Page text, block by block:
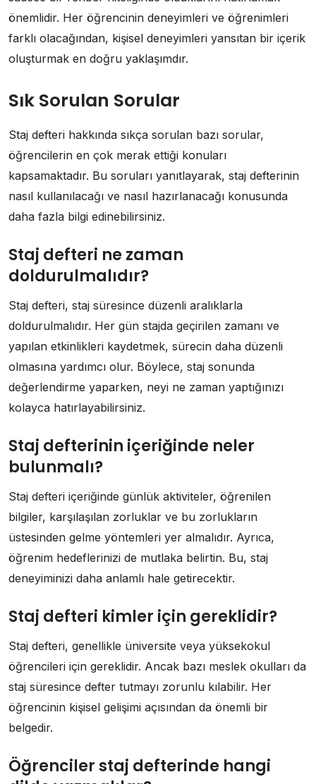
önemlidir. Her öğrencinin deneyimleri ve öğrenimleri
farklı olacağından, kişisel deneyimleri yansıtan bir içerik
oluşturmak en doğru yaklaşımdır.
Sık Sorulan Sorular
Staj defteri hakkında sıkça sorulan bazı sorular,
öğrencilerin en çok merak ettiği konuları
kapsamaktadır. Bu soruları yanıtlayarak, staj defterinin
nasıl kullanılacağı ve nasıl hazırlanacağı konusunda
daha fazla bilgi edinebilirsiniz.
Staj defteri ne zaman
doldurulmalıdır?
Staj defteri, staj süresince düzenli aralıklarla
doldurulmalıdır. Her gün stajda geçirilen zamanı ve
yapılan etkinlikleri kaydetmek, sürecin daha düzenli
olmasına yardımcı olur. Böylece, staj sonunda
değerlendirme yaparken, neyi ne zaman yaptığınızı
kolayca hatırlayabilirsiniz.
Staj defterinin içeriğinde neler
bulunmalı?
Staj defteri içeriğinde günlük aktiviteler, öğrenilen
bilgiler, karşılaşılan zorluklar ve bu zorlukların
üstesinden gelme yöntemleri yer almalıdır. Ayrıca,
öğrenim hedeflerinizi de mutlaka belirtin. Bu, staj
deneyiminizi daha anlamlı hale getirecektir.
Staj defteri kimler için gereklidir?
Staj defteri, genellikle üniversite veya yüksekokul
öğrencileri için gereklidir. Ancak bazı meslek okulları da
staj süresince defter tutmayı zorunlu kılabilir. Her
öğrencinin kişisel gelişimi açısından da önemli bir
belgedir.
Öğrenciler staj defterinde hangi